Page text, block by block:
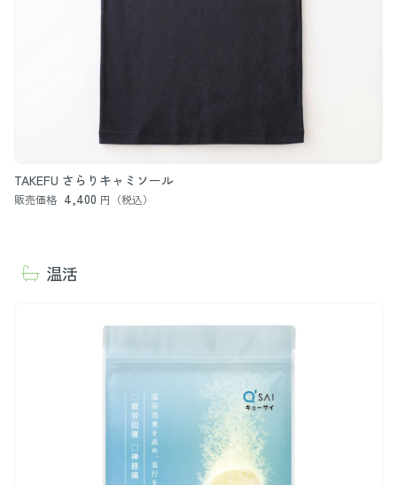
TAKEFU さらりキャミソール
販売価格 4,400 円（税込）
温活